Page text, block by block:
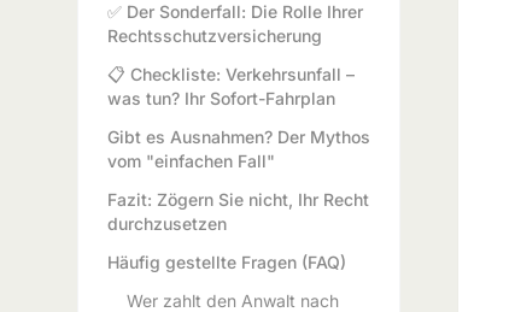
✅ Der Sonderfall: Die Rolle Ihrer
Rechtsschutzversicherung
📋 Checkliste: Verkehrsunfall –
was tun? Ihr Sofort-Fahrplan
Gibt es Ausnahmen? Der Mythos
vom "einfachen Fall"
Fazit: Zögern Sie nicht, Ihr Recht
durchzusetzen
Häufig gestellte Fragen (FAQ)
Wer zahlt den Anwalt nach